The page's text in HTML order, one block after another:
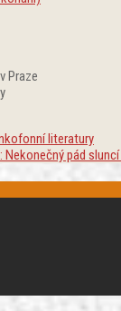
Praze
literatury
Nekonečný pád sluncí